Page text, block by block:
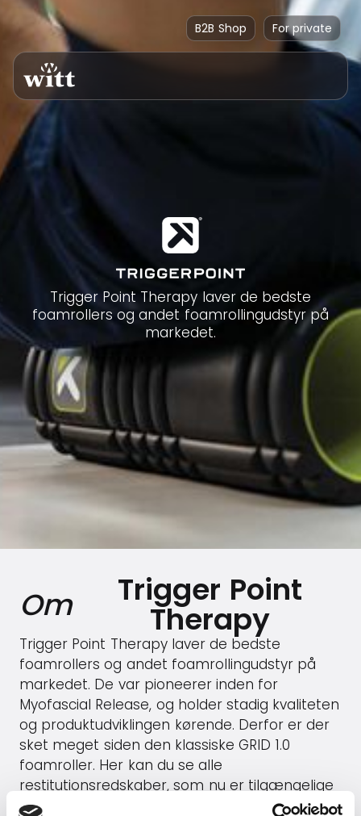
B2B Shop For private
Trigger Point Therapy laver de bedste
foamrollers og andet foamrollingudstyr på
markedet.
Om Trigger Point
Therapy
Trigger Point Therapy laver de bedste
foamrollers og andet foamrollingudstyr på
markedet. De var pioneerer inden for
Myofascial Release, og holder stadig kvaliteten
og produktudviklingen kørende. Derfor er der
sket meget siden den klassiske GRID 1.0
foamroller. Her kan du se alle
restitutionsredskaber, som nu er tilgængelige
på det danske marked.